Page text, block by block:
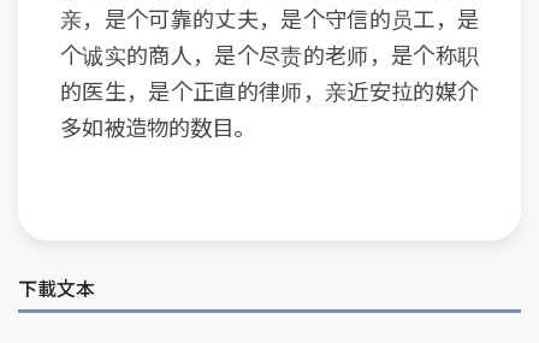
亲，是个可靠的丈夫，是个守信的员工，是
个诚实的商人，是个尽责的老师，是个称职
的医生，是个正直的律师，亲近安拉的媒介
多如被造物的数目。
下載文本